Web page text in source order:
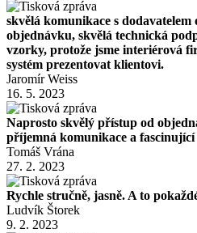
skvělá komunikace s dodavatelem
objednávku, skvělá technická
vzorky, protože jsme interiérová
systém prezentovat klientovi.
Jaromír Weiss
16. 5. 2023
Naprosto skvělý přístup od
příjemná komunikace a
Tomáš Vrána
27. 2. 2023
Rychle stručně, jasně. A to
Ludvík Štorek
9. 2. 2023